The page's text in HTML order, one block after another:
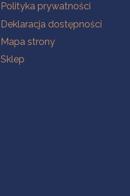
Polityka prywatności
Deklaracja dostępności
Mapa strony
Sklep